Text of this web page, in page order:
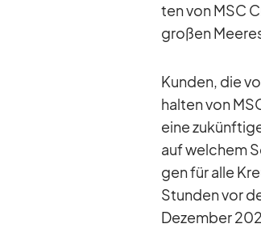
ten von MSC
gro­ßen
Kun­den, die
hal­ten von
eine
auf wel­chem
gen für alle
Stun­den vor
De­zem­ber